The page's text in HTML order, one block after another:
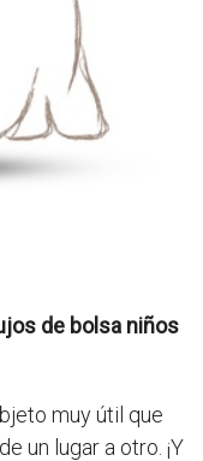
de bolsa niños
muy útil que
un lugar a otro. ¡Y